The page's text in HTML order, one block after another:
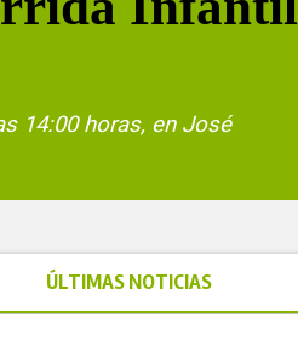
14:00 horas, en José
ÚLTIMAS NOTICIAS